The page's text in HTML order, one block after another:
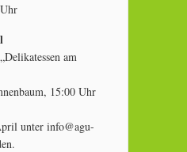
am
15:00 Uhr
unter info@agu-